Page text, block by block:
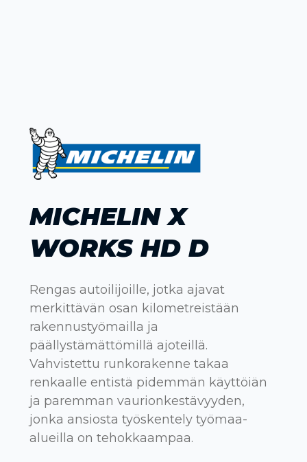
MICHELIN X
WORKS HD D
Rengas autoilijoille, jotka ajavat
merkittävän osan kilometreistään
rakennustyömailla ja
päällystämättömillä ajoteillä.
Vahvistettu runkorakenne takaa
renkaalle entistä pidemmän käyttöiän
ja paremman vaurionkestävyyden,
jonka ansiosta työskentely työmaa-
alueilla on tehokkaampaa.